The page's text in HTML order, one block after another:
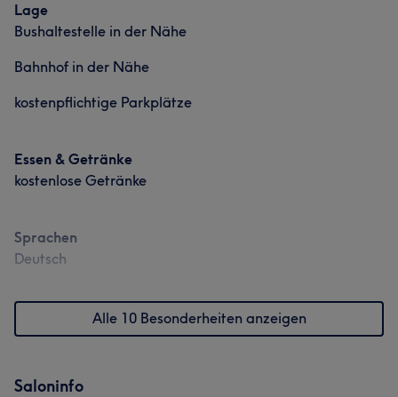
Lage
Bushaltestelle in der Nähe
Bahnhof in der Nähe
kostenpflichtige Parkplätze
Essen & Getränke
kostenlose Getränke
Sprachen
Deutsch
Alle 10 Besonderheiten anzeigen
Saloninfo